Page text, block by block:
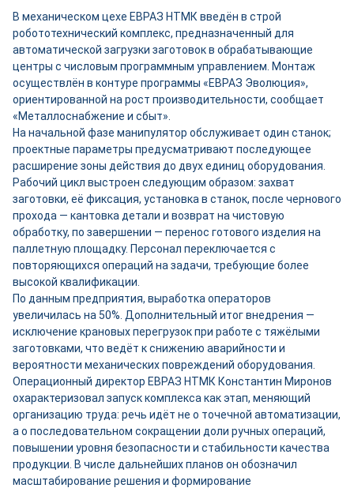
В механическом цехе ЕВРАЗ НТМК введён в строй
робототехнический комплекс, предназначенный для
автоматической загрузки заготовок в обрабатывающие
центры с числовым программным управлением. Монтаж
осуществлён в контуре программы «ЕВРАЗ Эволюция»,
ориентированной на рост производительности, сообщает
«Металлоснабжение и сбыт».
На начальной фазе манипулятор обслуживает один станок;
проектные параметры предусматривают последующее
расширение зоны действия до двух единиц оборудования.
Рабочий цикл выстроен следующим образом: захват
заготовки, её фиксация, установка в станок, после чернового
прохода — кантовка детали и возврат на чистовую
обработку, по завершении — перенос готового изделия на
паллетную площадку. Персонал переключается с
повторяющихся операций на задачи, требующие более
высокой квалификации.
По данным предприятия, выработка операторов
увеличилась на 50%. Дополнительный итог внедрения —
исключение крановых перегрузок при работе с тяжёлыми
заготовками, что ведёт к снижению аварийности и
вероятности механических повреждений оборудования.
Операционный директор ЕВРАЗ НТМК Константин Миронов
охарактеризовал запуск комплекса как этап, меняющий
организацию труда: речь идёт не о точечной автоматизации,
а о последовательном сокращении доли ручных операций,
повышении уровня безопасности и стабильности качества
продукции. В числе дальнейших планов он обозначил
масштабирование решения и формирование